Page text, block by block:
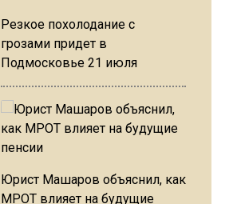
Резкое похолодание с
грозами придет в
Подмосковье 21 июля
Юрист Машаров объяснил, как
МРОТ влияет на будущие